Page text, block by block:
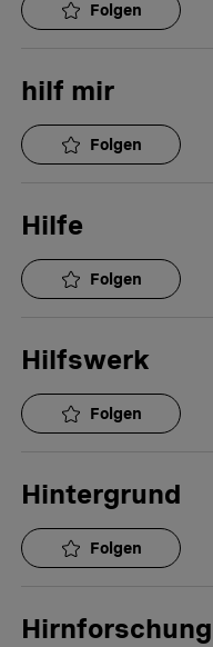
Folgen
hilf mir
Folgen
Hilfe
Folgen
Hilfswerk
Folgen
Hintergrund
Folgen
Hirnforschung